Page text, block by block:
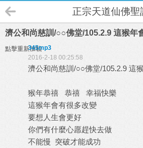
正宗天道仙佛聖
濟公和尚慈訓/○○佛堂/105.2.9 這猴年
點擊重新加載
345mp3
2016-2-18 00:25:58
濟公和尚慈訓/○○佛堂/105.2.9 這
猴年恭禧 恭禧 幸福快樂
這猴年會有很多改變
要想人生會更好
你們有什麼心愿趕快去做
不能慢 突破才能成功